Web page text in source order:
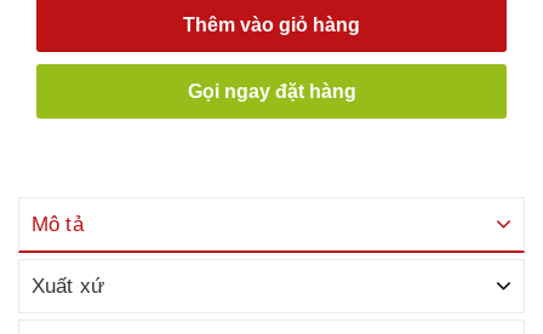
Thêm vào giỏ hàng
Gọi ngay đặt hàng
Mô tả
Xuất xứ